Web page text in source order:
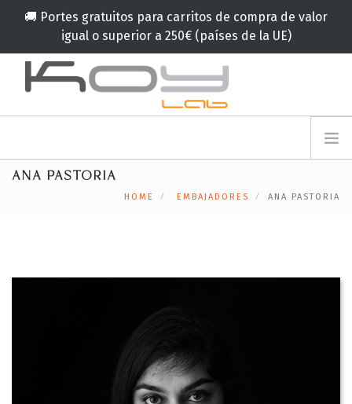
🚚 Portes gratuitos para carritos de compra de valor
igual o superior a 250€ (países de la UE)
REGISTRESE
ANA PASTORIA
HOME EMBAJADORES ANA PASTORIA